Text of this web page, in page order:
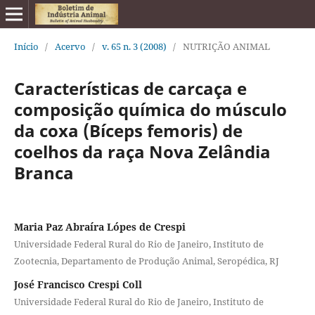
Início / Acervo / v. 65 n. 3 (2008) / NUTRIÇÃO ANIMAL
Características de carcaça e
composição química do músculo
da coxa (Bíceps femoris) de
coelhos da raça Nova Zelândia
Branca
Maria Paz Abraíra Lópes de Crespi
Universidade Federal Rural do Rio de Janeiro, Instituto de
Zootecnia, Departamento de Produção Animal, Seropédica, RJ
José Francisco Crespi Coll
Universidade Federal Rural do Rio de Janeiro, Instituto de